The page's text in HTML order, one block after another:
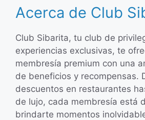
Acerca de Club
Club Sibarita, tu club de
experiencias exclusivas, te
membresía premium con una
de beneficios y recompensas.
descuentos en restaurantes
de lujo, cada membresía está
brindarte momentos